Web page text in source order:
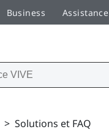
Business Assistance
> Solutions et FAQ